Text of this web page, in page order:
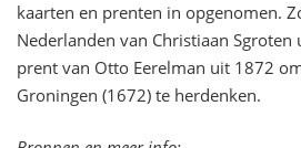
kaarten en prenten in opgenomen.
Nederlanden van Christiaan Sgroten
prent van Otto Eerelman uit 1872
Groningen (1672) te herdenken.